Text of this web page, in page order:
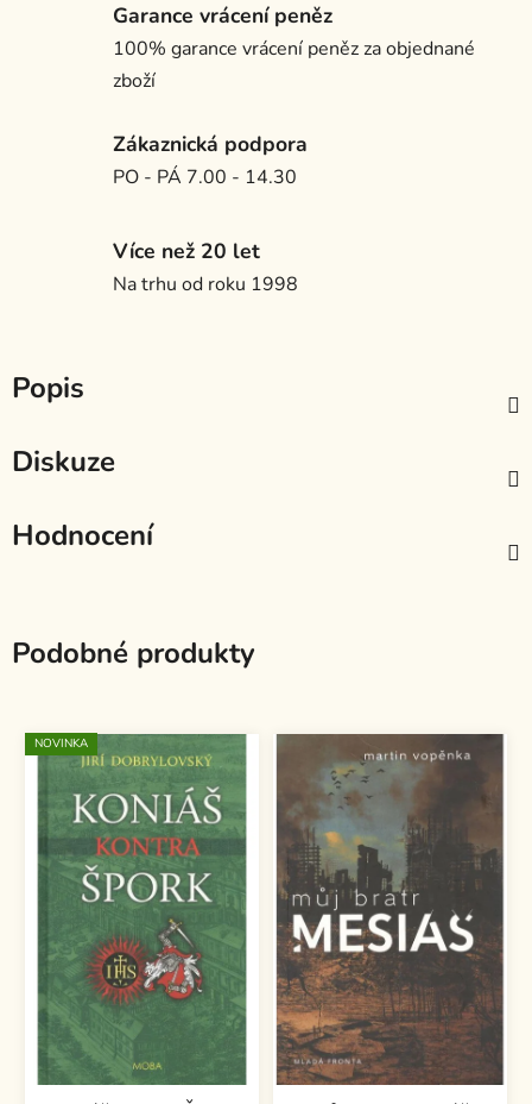
Garance vrácení peněz
100% garance vrácení peněz za objednané
zboží
Zákaznická podpora
PO - PÁ 7.00 - 14.30
Více než 20 let
Na trhu od roku 1998
Popis
Diskuze
Hodnocení
Podobné produkty
NOVINKA